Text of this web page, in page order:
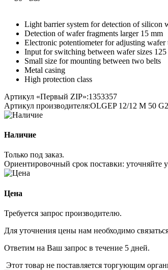
Light barrier system for detection of silicon
Detection of wafer fragments larger 15 mm
Electronic potentiometer for adjusting wafer
Input for switching between wafer sizes
Small size for mounting between two belts
Metal casing
High protection class
Артикул «Первый ZIP»:1353357
Артикул производителя:OLGEP 12/12 M 50
Наличие
Только под заказ.
Ориентировочный срок поставки: уточняйте
Цена
Требуется запрос производителю.
Для уточнения цены нам необходимо
Ответим на Ваш запрос в течение 5 дней.
Этот товар не поставляется торгующим